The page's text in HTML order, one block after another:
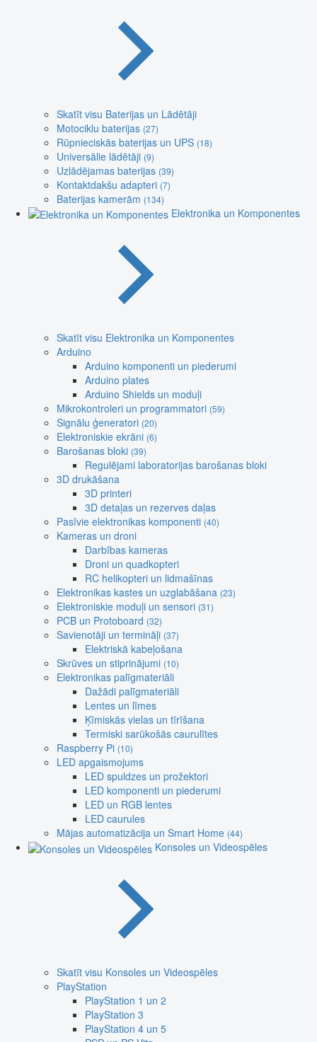
Skatīt visu Baterijas un Lādētāji
Motociklu baterijas (27)
Rūpnieciskās baterijas un UPS (18)
Universālie lādētāji (9)
Uzlādējamas baterijas (39)
Kontaktdakšu adapteri (7)
Baterijas kamerām (134)
Elektronika un Komponentes
Skatīt visu Elektronika un Komponentes
Arduino
Arduino komponenti un piederumi
Arduino plates
Arduino Shields un moduļi
Mikrokontroleri un programmatori (59)
Signālu ģeneratori (20)
Elektroniskie ekrāni (6)
Barošanas bloki (39)
Regulējami laboratorijas barošanas bloki
3D drukāšana
3D printeri
3D detaļas un rezerves daļas
Pasīvie elektronikas komponenti (40)
Kameras un droni
Darbības kameras
Droni un quadkopteri
RC helikopteri un lidmašīnas
Elektronikas kastes un uzglabāšana (23)
Elektroniskie moduļi un sensori (31)
PCB un Protoboard (32)
Savienotāji un termināļi (37)
Elektriskā kabeļošana
Skrūves un stiprinājumi (10)
Elektronikas palīgmateriāli
Dažādi palīgmateriāli
Lentes un līmes
Ķīmiskās vielas un tīrīšana
Termiski sarūkošās caurulītes
Raspberry Pi (10)
LED apgaismojums
LED spuldzes un prožektori
LED komponenti un piederumi
LED un RGB lentes
LED caurules
Mājas automatizācija un Smart Home (44)
Konsoles un Videospēles
Skatīt visu Konsoles un Videospēles
PlayStation
PlayStation 1 un 2
PlayStation 3
PlayStation 4 un 5